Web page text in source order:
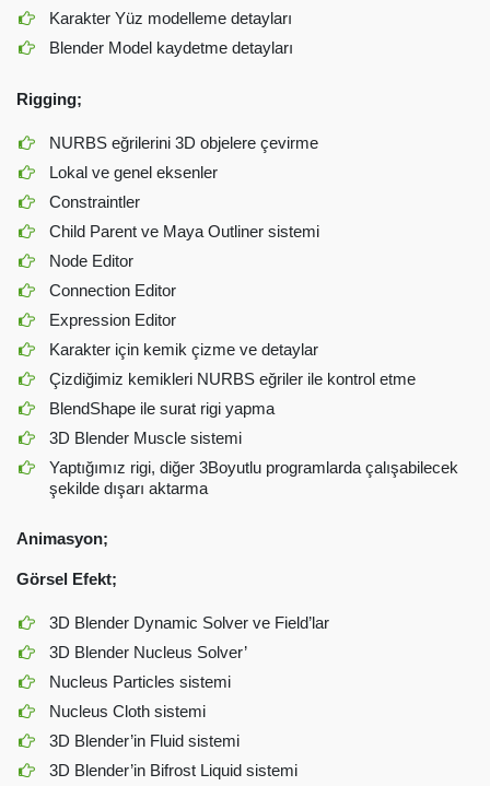
Karakter Yüz modelleme detayları
Blender Model kaydetme detayları
Rigging;
NURBS eğrilerini 3D objelere çevirme
Lokal ve genel eksenler
Constraintler
Child Parent ve Maya Outliner sistemi
Node Editor
Connection Editor
Expression Editor
Karakter için kemik çizme ve detaylar
Çizdiğimiz kemikleri NURBS eğriler ile kontrol etme
BlendShape ile surat rigi yapma
3D Blender Muscle sistemi
Yaptığımız rigi, diğer 3Boyutlu programlarda çalışabilecek
şekilde dışarı aktarma
Animasyon;
Görsel Efekt;
3D Blender Dynamic Solver ve Field’lar
3D Blender Nucleus Solver’
Nucleus Particles sistemi
Nucleus Cloth sistemi
3D Blender’in Fluid sistemi
3D Blender’in Bifrost Liquid sistemi